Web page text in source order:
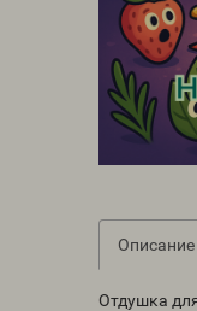
Описание
Отдушка